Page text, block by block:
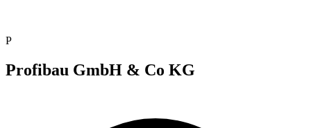
P
Profibau GmbH & Co KG